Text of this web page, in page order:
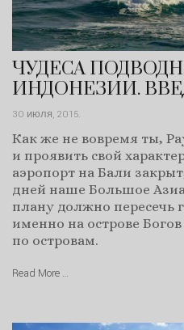
ЧУДЕСА
ИНДОНЕЗИИ.
30 июля, 2015.
Как же не вовремя ты,
и проявить свой
аэропорт на Бали
дней наше Большое
плану должно пересечь
именно на острове
по островам.
Read More …